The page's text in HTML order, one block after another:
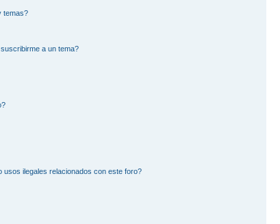
temas?
a un tema?
ilegales relacionados con este foro?